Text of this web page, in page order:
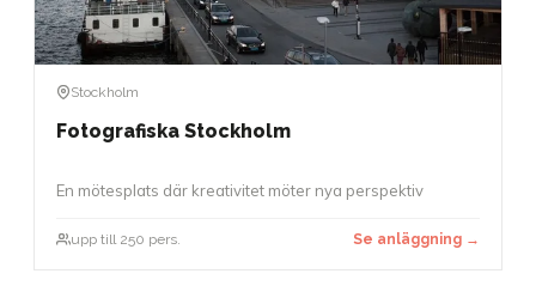
Stockholm
Fotografiska Stockholm
En mötesplats där kreativitet möter nya perspektiv
upp till 250 pers. Se anläggning →